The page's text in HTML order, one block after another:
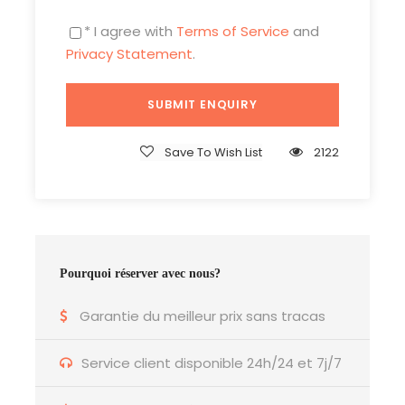
* I agree with Terms of Service and
Privacy Statement.
Save To Wish List 2122
Pourquoi réserver avec nous?
Garantie du meilleur prix sans tracas
Service client disponible 24h/24 et 7j/7